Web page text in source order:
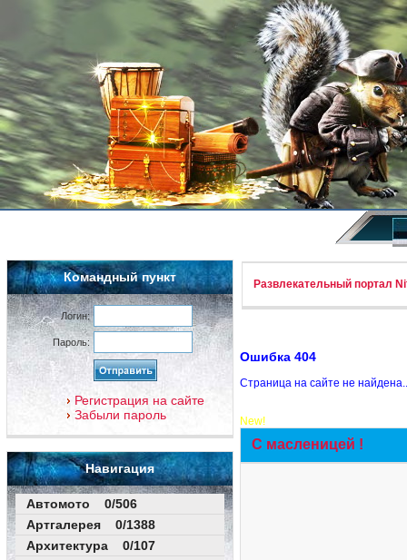
Командный пункт
Логин:
Пароль:
Регистрация на сайте
Забыли пароль
Навигация
Автомото 0/506
Артгалерея 0/1388
Архитектура 0/107
Развлекательный портал
Ошибка 404
Страница на сайте не
New!
С масленицей !